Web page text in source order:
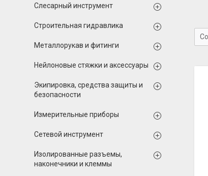
Слесарный инструмент
Строительная гидравлика
Металлорукав и фитинги
Нейлоновые стяжки и аксессуары
Экипировка, средства защиты и
безопасности
Измерительные приборы
Сетевой инструмент
Изолированные разъемы,
наконечники и клеммы